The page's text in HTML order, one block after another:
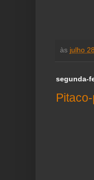
às julho
segunda-